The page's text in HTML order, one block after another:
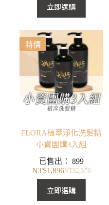
始
價
格：
NT$2,940。
前
價
格：
NT$2,352。
立即選購
特價
FLORA植萃淨化洗髮精
小資團購3入組
已售出：899
NT$2,370
始
價
NT$1,896
前
價
立即選購